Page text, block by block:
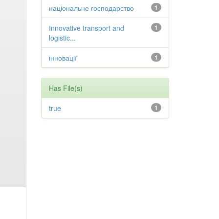
1
національне господарство
1
Іnnovative transport and
logistic...
1
інновації
Has File(s)
1
true